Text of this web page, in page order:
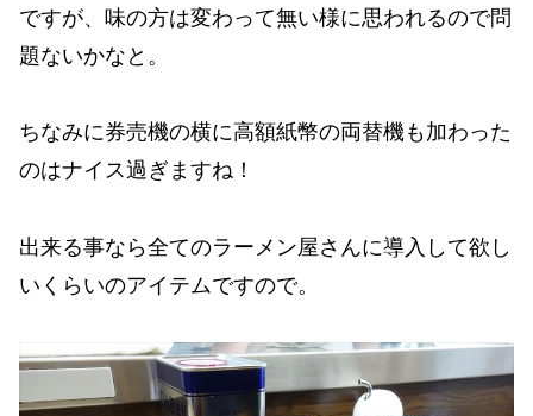
ですが、味の方は変わって無い様に思われるので問
題ないかなと。
ちなみに券売機の横に高額紙幣の両替機も加わった
のはナイス過ぎますね！
出来る事なら全てのラーメン屋さんに導入して欲し
いくらいのアイテムですので。